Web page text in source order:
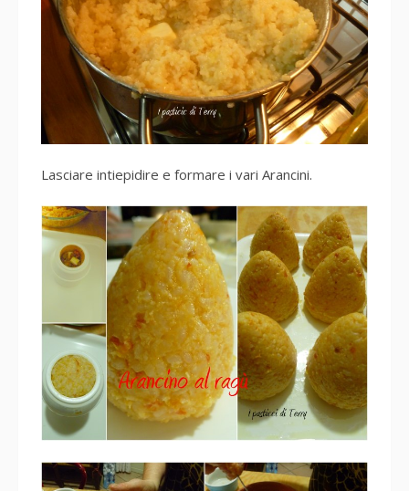
Lasciare intiepidire e formare i vari Arancini.